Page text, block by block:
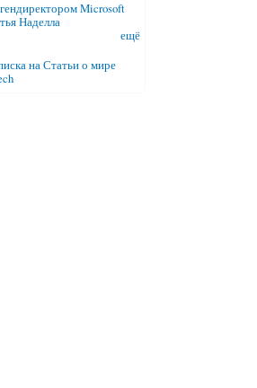
Microsoft
Наделла
ещё